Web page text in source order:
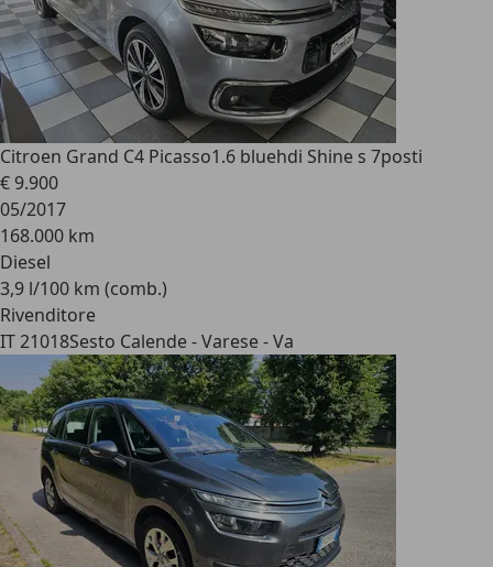
Citroen Grand C4 Picasso1.6 bluehdi Shine s 7posti
€ 9.900
05/2017
168.000 km
Diesel
3,9 l/100 km (comb.)
Rivenditore
IT 21018Sesto Calende - Varese - Va